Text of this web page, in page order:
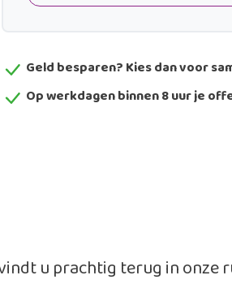
Geld besparen? Kies dan voor
Op werkdagen binnen 8 uur je
u prachtig terug in onze